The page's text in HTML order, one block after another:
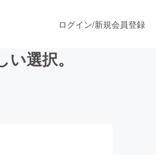
ログイン/新規会員登録
選択。